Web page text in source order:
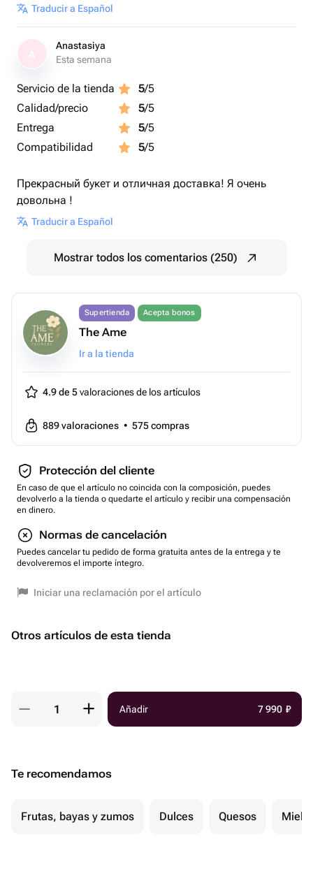
Traducir a Español
Anastasiya
Esta semana
Servicio de la tienda 5/5
Calidad/precio
5/5
Entrega
5/5
Compatibilidad
5/5
Прекрасный букет и отличная доставка! Я очень
довольна !
Traducir a Español
Mostrar todos los comentarios (250)
Supertienda Acepta bonos
The Ame
Ir a la tienda
4.9 de 5valoraciones de los artículos
889valoraciones • 575compras
Protección del cliente
En caso de que el artículo no coincida con la composición, puedes
devolverlo a la tienda o quedarte el artículo y recibir una compensación
en dinero.
Normas de cancelación
Puedes cancelar tu pedido de forma gratuita antes de la entrega y te
devolveremos el importe íntegro.
Iniciar una reclamación por el artículo
Otros artículos de esta tienda
Añadir 7 990 ₽
Te recomendamos
Frutas, bayas y zumos Dulces Quesos Miel